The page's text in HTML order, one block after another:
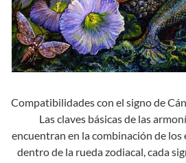
Compatibilidades con el signo de
Las claves básicas de las
encuentran en la combinación de los
dentro de la rueda zodiacal, cada